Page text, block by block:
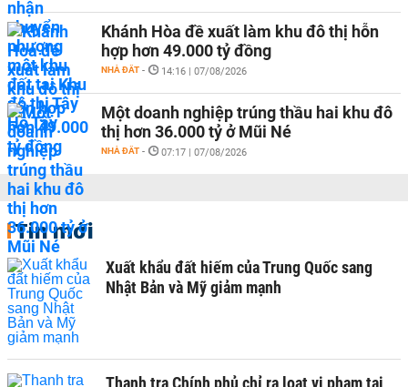
Khánh Hòa đề xuất làm khu đô thị hỗn
hợp hơn 49.000 tỷ đồng
NHÀ ĐẤT - 14:16 | 07/08/2026
Một doanh nghiệp trúng thầu hai khu đô
thị hơn 36.000 tỷ ở Mũi Né
NHÀ ĐẤT - 07:17 | 07/08/2026
Tin mới
Xuất khẩu đất hiếm của Trung Quốc sang
Nhật Bản và Mỹ giảm mạnh
Thanh tra Chính phủ chỉ ra loạt vi phạm tại